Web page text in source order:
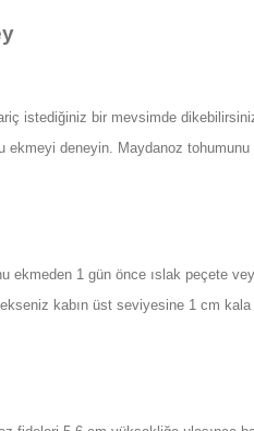
istediğiniz bir mevsimde
ekmeyi deneyin. Maydanoz
ekmeden 1 gün önce ıslak peçete
kabın üst seviyesine 1 cm